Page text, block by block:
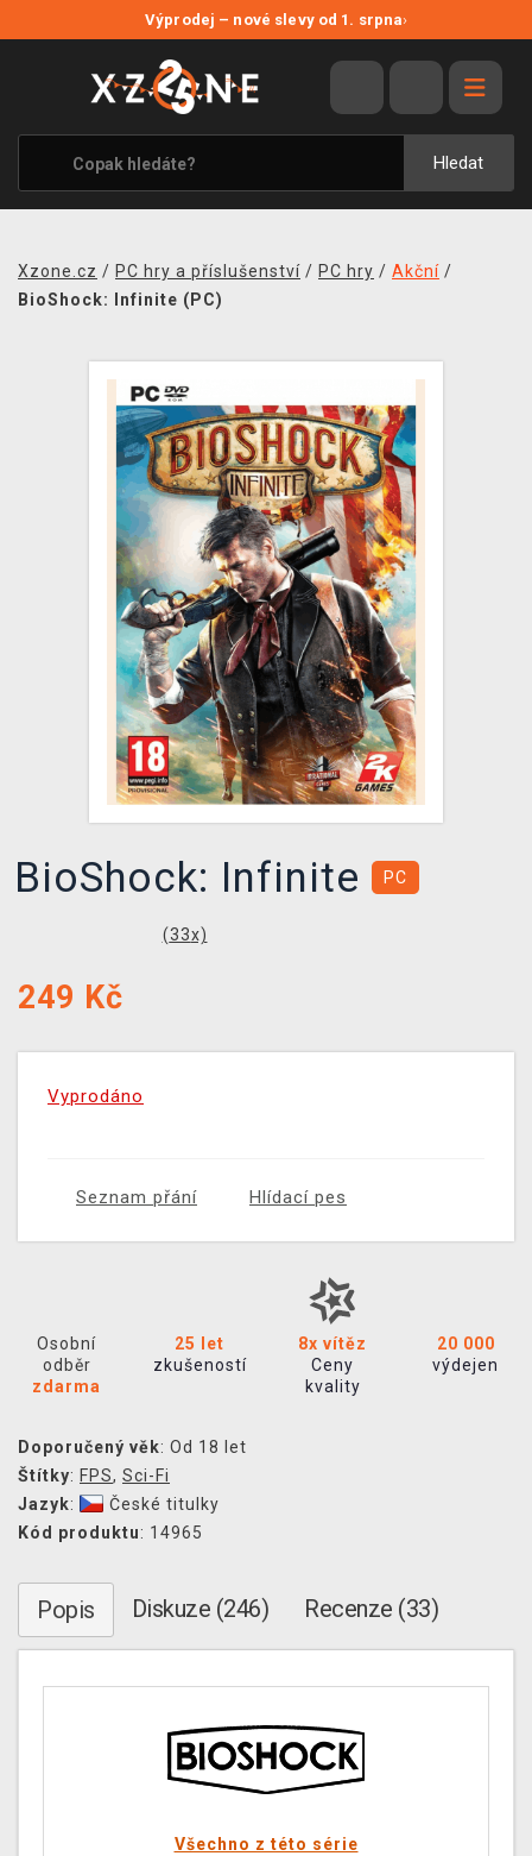
Výprodej – nové slevy od 1. srpna›
Hledat
VÝPRODEJ
VIDEOHRY
XZONE ORIGINALS
TÉMATIKY
MERCHANDISE
KONTAKT
PRODEJNY
DOPRAVA
XZONE KLUB
TCG & BOARDGAME HUB
VÝKUP HER (BAZAR)
Xzone.cz / PC hry a příslušenství / PC hry / Akční /
BioShock: Infinite (PC)
BioShock: Infinite PC
(33x)
249 Kč
Vyprodáno
Seznam přání Hlídací pes
Osobní
odběr
zdarma
25 let
zkušeností
8x vítěz
Ceny
kvality
20 000
výdejen
Doporučený věk: Od 18 let
Štítky: FPS, Sci-Fi
Jazyk:
České titulky
Kód produktu: 14965
Popis Diskuze (246) Recenze (33)
Všechno z této série